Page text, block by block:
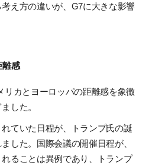
え方の違いが、 G7に大きな影響
離感
リカとヨーロッパの距離感を象徴
した。
ていた日程が、トランプ氏の誕
した。国際会議の開催日程が、
ることは異例であり、トランプ